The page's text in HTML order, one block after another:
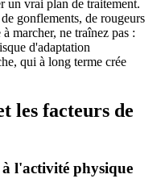
un vrai plan de traitement.
gonflements, de rougeurs
marcher, ne traînez pas :
d'adaptation
qui à long terme crée
les facteurs de
à l'activité physique